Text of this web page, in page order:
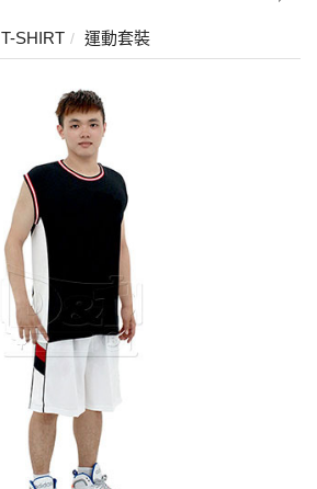
T-SHIRT 運動套裝